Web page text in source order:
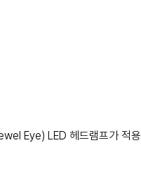
Eye) LED 헤드램프가 적용